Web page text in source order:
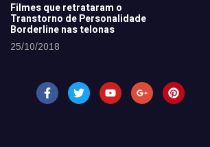
Filmes que retrataram o
Transtorno de Personalidade
Borderline nas telonas
25/10/2018